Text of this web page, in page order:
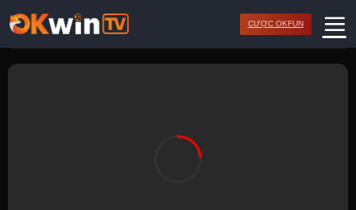
qua
nội
dung
CƯỢC OKFUN